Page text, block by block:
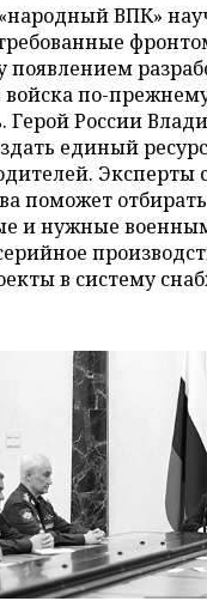
ВПК»
по-прежнему
Герой России
единый
Эксперты
поможет
и нужные
в систему